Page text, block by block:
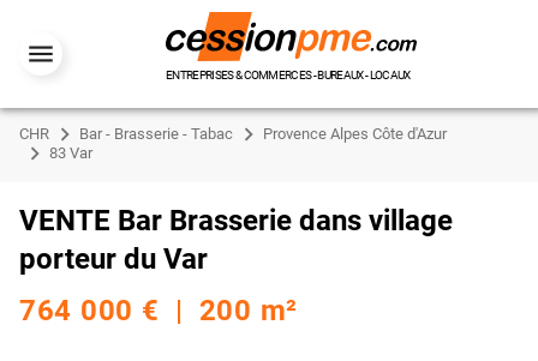
ENTREPRISES & COMMERCES - BUREAUX - LOCAUX
CHR Bar - Brasserie - Tabac
Provence Alpes Côte d'Azur
83 Var
VENTE Bar Brasserie dans village
porteur du Var
764 000 € | 200 m²